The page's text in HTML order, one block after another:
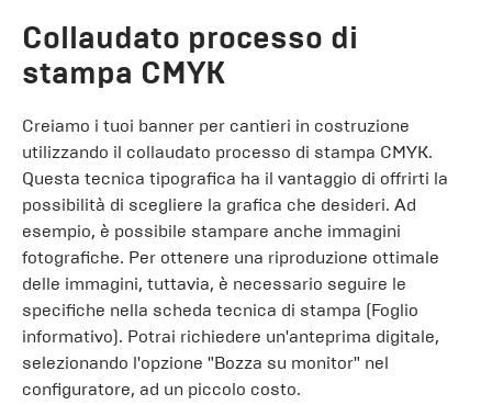
Collaudato processo di
stampa CMYK
Creiamo i tuoi banner per cantieri in costruzione
utilizzando il collaudato processo di stampa CMYK.
Questa tecnica tipografica ha il vantaggio di offrirti la
possibilità di scegliere la grafica che desideri. Ad
esempio, è possibile stampare anche immagini
fotografiche. Per ottenere una riproduzione ottimale
delle immagini, tuttavia, è necessario seguire le
specifiche nella scheda tecnica di stampa (Foglio
informativo). Potrai richiedere un'anteprima digitale,
selezionando l'opzione "Bozza su monitor" nel
configuratore, ad un piccolo costo.